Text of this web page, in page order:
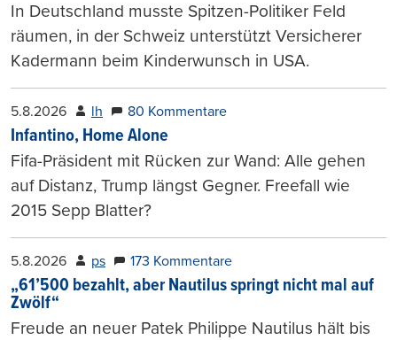
In Deutschland musste Spitzen-Politiker Feld
räumen, in der Schweiz unterstützt Versicherer
Kadermann beim Kinderwunsch in USA.
5.8.2026 lh 80 Kommentare
Infantino, Home Alone
Fifa-Präsident mit Rücken zur Wand: Alle gehen
auf Distanz, Trump längst Gegner. Freefall wie
2015 Sepp Blatter?
5.8.2026 ps 173 Kommentare
„61’500 bezahlt, aber Nautilus springt nicht mal auf
Zwölf“
Freude an neuer Patek Philippe Nautilus hält bis